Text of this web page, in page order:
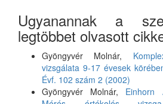
Ugyanannak a
legtöbbet olvasott
Gyöngyvér Molnár,
vizsgálata 9-17 évesek
Évf. 102 szám 2 (2002)
Gyöngyvér Molnár, Einhorn